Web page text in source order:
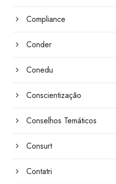
Compliance
Conder
Conedu
Conscientização
Conselhos Temáticos
Consurt
Contatri